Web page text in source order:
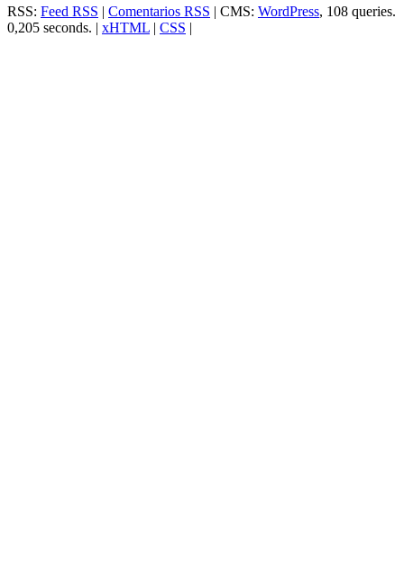
RSS: Feed RSS | Comentarios RSS | CMS: WordPress, 108 queries.
0,205 seconds. | xHTML | CSS |